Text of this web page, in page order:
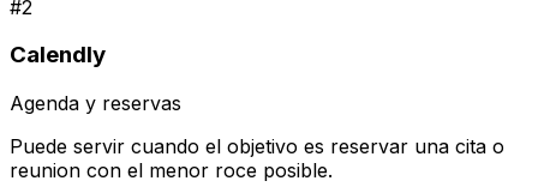
#2
Calendly
Agenda y reservas
Puede servir cuando el objetivo es reservar una cita o
reunion con el menor roce posible.